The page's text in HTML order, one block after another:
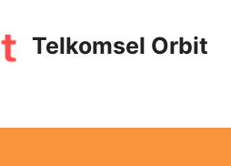
Telkomsel Orbit